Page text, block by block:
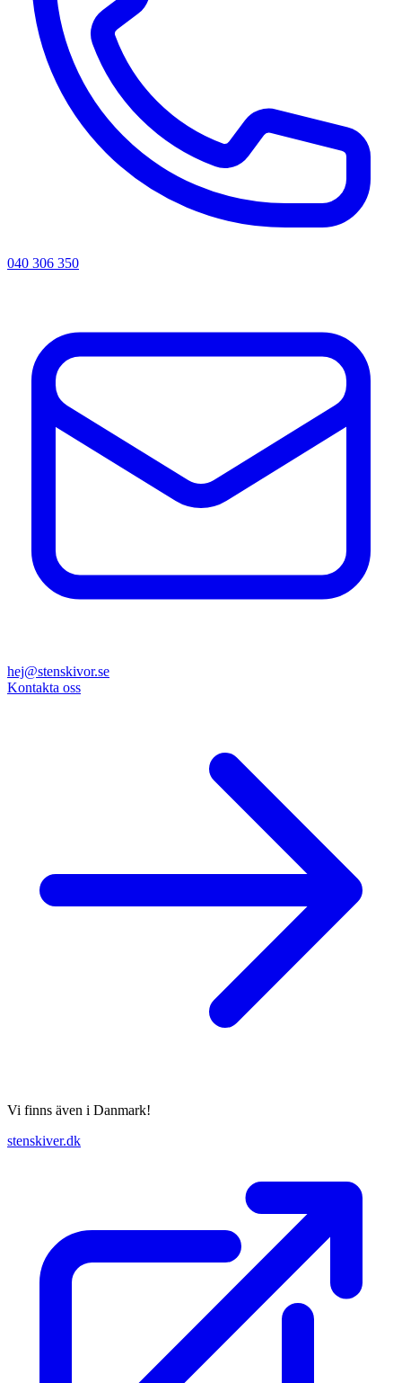
040 306 350
hej@stenskivor.se
Kontakta oss
Vi finns även i Danmark!
stenskiver.dk